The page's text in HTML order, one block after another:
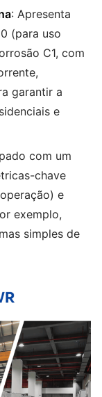
: Apresenta
(para uso
C1, com
garantir a
e
com um
chave
e
exemplo,
simples de